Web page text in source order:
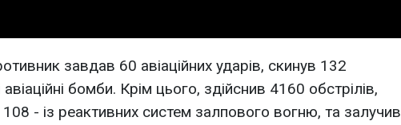
завдав 60 авіаційних ударів, скинув 132
авіаційні бомби. Крім цього, здійснив 4160 обстрілів,
- із реактивних систем залпового вогню, та залучив